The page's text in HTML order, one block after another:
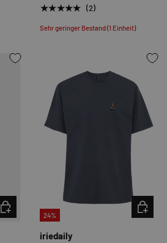
★★★★★ (2)
Sehr geringer Bestand (1 Einheit)
OPTIONEN AUSWÄHLEN
24%
iriedaily